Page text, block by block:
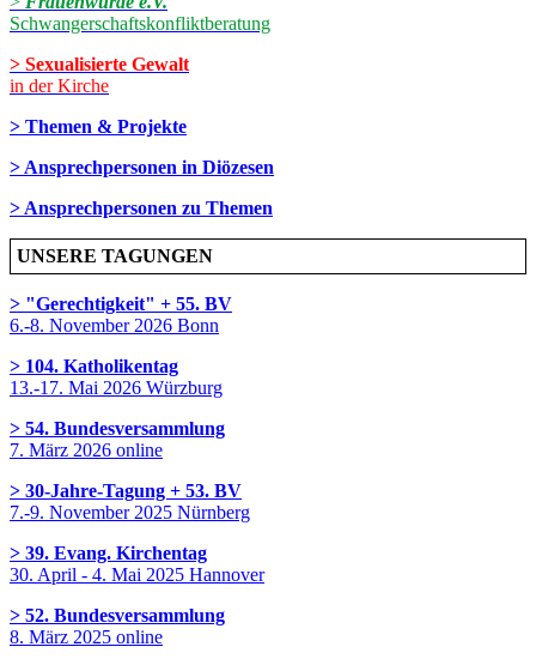
Schwangerschaftskonfliktberatung
> Sexualisierte Gewalt
in der Kirche
> Themen & Projekte
> Ansprechpersonen in Diözesen
> Ansprechpersonen zu Themen
UNSERE TAGUNGEN
> "Gerechtigkeit" + 55. BV
6.-8. November 2026 Bonn
> 104. Katholikentag
13.-17. Mai 2026 Würzburg
> 54. Bundesversammlung
7. März 2026 online
> 30-Jahre-Tagung + 53. BV
7.-9. November 2025 Nürnberg
> 39. Evang. Kirchentag
30. April - 4. Mai 2025 Hannover
> 52. Bundesversammlung
8. März 2025 online